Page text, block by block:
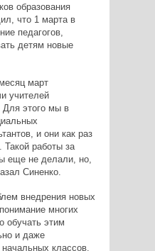
образования
что 1 марта в
педагогов,
детям новые
март
учителей
Для этого мы в
и они как раз
Такой работы за
еще не делали, но,
Синенко.
внедрения новых
многих
обучать этим
и даже
классов.